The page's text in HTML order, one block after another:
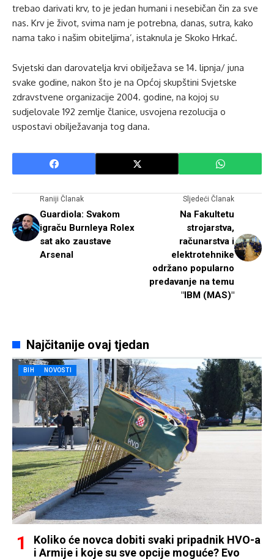
trebao darivati krv, to je jedan humani i nesebičan čin za sve
nas. Krv je život, svima nam je potrebna, danas, sutra, kako
nama tako i našim obiteljima’, istaknula je Skoko Hrkać.
Svjetski dan darovatelja krvi obilježava se 14. lipnja/ juna
svake godine, nakon što je na Općoj skupštini Svjetske
zdravstvene organizacije 2004. godine, na kojoj su
sudjelovale 192 zemlje članice, usvojena rezolucija o
uspostavi obilježavanja tog dana.
Raniji Članak
Guardiola: Svakom
igraču Burnleya Rolex
sat ako zaustave
Arsenal
Sljedeći Članak
Na Fakultetu
strojarstva,
računarstva i
elektrotehnike
održano popularno
predavanje na temu
"IBM (MAS)"
Najčitanije ovaj tjedan
BIH NOVOSTI
Koliko će novca dobiti svaki pripadnik HVO-a
i Armije i koje su sve opcije moguće? Evo